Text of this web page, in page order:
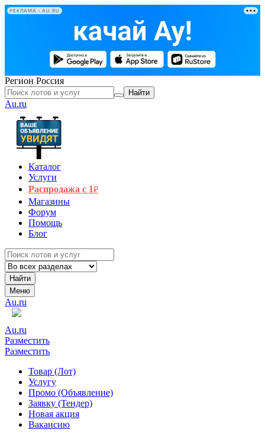
РЕКЛАМА • AU.RU
Регион Россия
Найти
Au.ru
Каталог
Услуги
Распродажа с 1₽
Магазины
Форум
Помощь
Блог
Найти
Меню
Au.ru
Au.ru
Разместить
Разместить
Товар (Лот)
Услугу
Промо (Объявление)
Заявку (Тендер)
Новая акция
Вакансию